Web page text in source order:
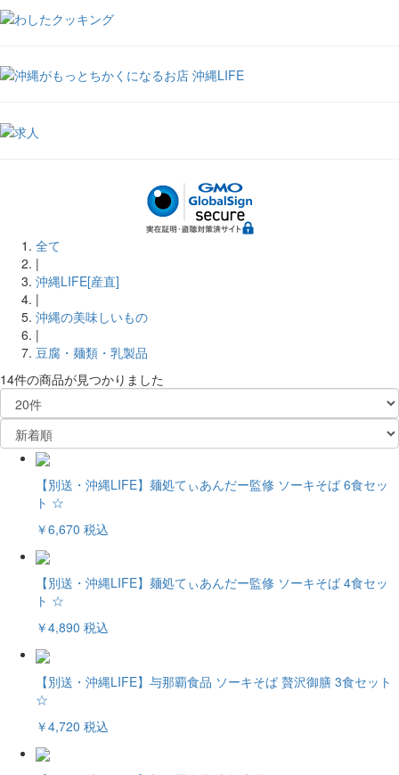
全て
|
沖縄LIFE[産直]
|
沖縄の美味しいもの
|
豆腐・麺類・乳製品
14件の商品が見つかりました
【別送・沖縄LIFE】麺処てぃあんだー監修 ソーキそば 6食セッ
ト ☆
￥6,670 税込
【別送・沖縄LIFE】麺処てぃあんだー監修 ソーキそば 4食セッ
ト ☆
￥4,890 税込
【別送・沖縄LIFE】与那覇食品 ソーキそば 贅沢御膳 3食セット
☆
￥4,720 税込